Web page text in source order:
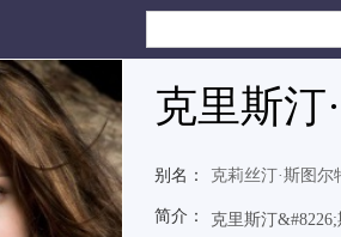
克里斯汀
别名： 克莉丝汀·斯图尔
简介：
克里斯汀